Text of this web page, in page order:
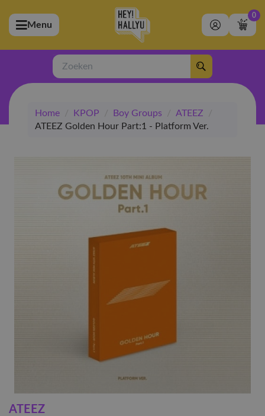
(Artiesten)
(Merchandise)
(Exclusive)
(Winkel)
Menu
0
Zoeken
Home / KPOP / Boy Groups / ATEEZ
/
ATEEZ Golden Hour Part:1 - Platform Ver.
ATEEZ